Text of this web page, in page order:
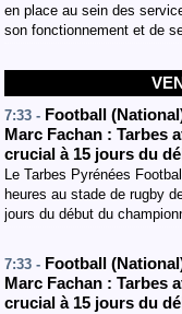
en place au sein des
son fonctionnement et de
7:33 - Football
Marc Fachan : Tarbes
crucial à 15 jours du
Le Tarbes Pyrénées
heures au stade de rugby
jours du début du
7:33 - Football
Marc Fachan : Tarbes
crucial à 15 jours du